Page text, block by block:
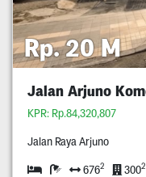
Rp. 20 M
KPR: Rp.84,320,807
Jalan Raya Arjuno
6762 3002